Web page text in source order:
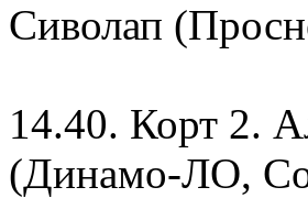
Сиволап
14.40. Корт 2.
(Динамо-ЛО,